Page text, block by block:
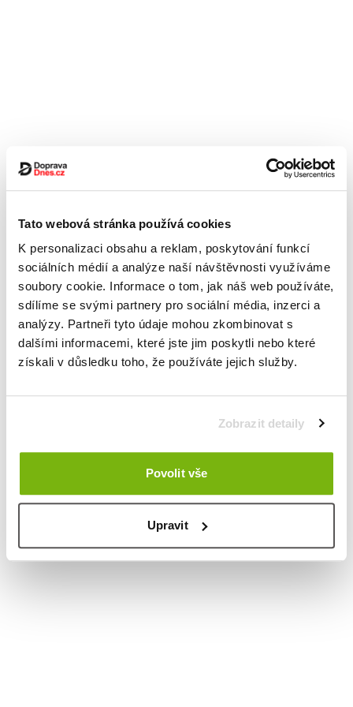
Tato webová stránka používá cookies
K personalizaci obsahu a reklam, poskytování funkcí
sociálních médií a analýze naší návštěvnosti využíváme
soubory cookie. Informace o tom, jak náš web používáte,
sdílíme se svými partnery pro sociální média, inzerci a
analýzy. Partneři tyto údaje mohou zkombinovat s
dalšími informacemi, které jste jim poskytli nebo které
získali v důsledku toho, že používáte jejich služby.
Zobrazit detaily
Povolit vše
Upravit